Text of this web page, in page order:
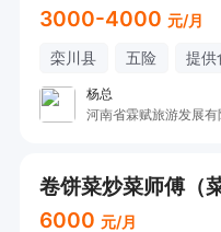
3000-4000 元/月
栾川县 五险 提供
杨总
河南省霖赋旅游发展有
卷饼菜炒菜师傅（
6000 元/月